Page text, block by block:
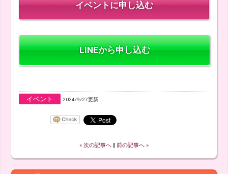
LINEから申し込む
イベント 2024/9/27更新
« 次の記事へ 前の記事へ »